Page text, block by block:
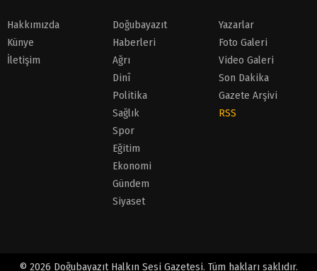
Hakkımızda
Künye
İletişim
Doğubayazıt
Haberleri
Ağrı
Dinî
Politika
Sağlık
Spor
Eğitim
Ekonomi
Gündem
Siyaset
Yazarlar
Foto Galeri
Video Galeri
Son Dakika
Gazete Arşivi
RSS
© 2026 Doğubayazıt Halkın Sesi Gazetesi. Tüm hakları saklıdır.